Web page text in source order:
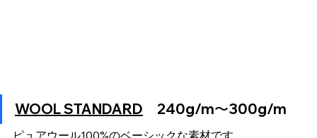
WOOL STANDARD 240g/m〜300g/m
ピュアウール100%のベーシックな素材です。